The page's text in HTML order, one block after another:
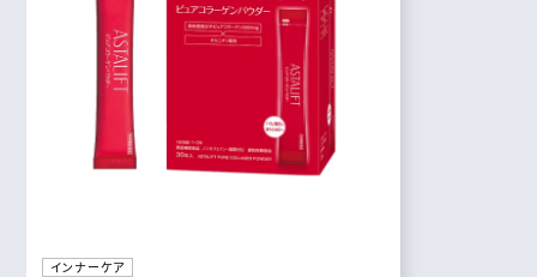
インナーケア